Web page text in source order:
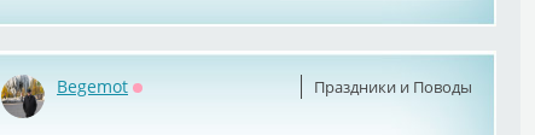
Праздники и Поводы
Begemot